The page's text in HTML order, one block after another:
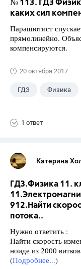
№ 113. ГДЗ
каких сил
Парашютист
прямолинейно.
компенсируются.
20 октября 2017
ГДЗ Физика
1 ответ
Катерина
ГДЗ.Физика 11.
912.Найти
потока..
Нужно ответить :
Найти скорость
ноиде из 2000
(Подробнее...)